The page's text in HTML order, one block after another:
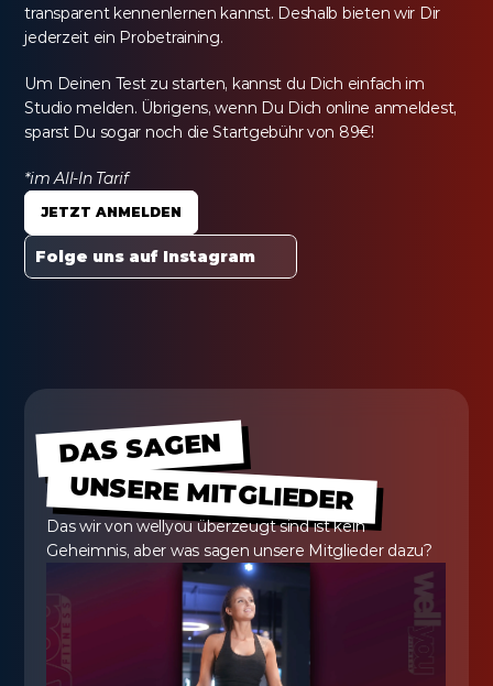
transparent kennenlernen kannst. Deshalb bieten wir Dir
jederzeit ein Probetraining.
Um Deinen Test zu starten, kannst du Dich einfach im
Studio melden. Übrigens, wenn Du Dich online anmeldest,
sparst Du sogar noch die Startgebühr von 89€!
*im All-In Tarif
JETZT ANMELDEN
Folge uns auf Instagram
DAS SAGEN
UNSERE MITGLIEDER
Das wir von wellyou überzeugt sind ist kein
Geheimnis, aber was sagen unsere Mitglieder dazu?